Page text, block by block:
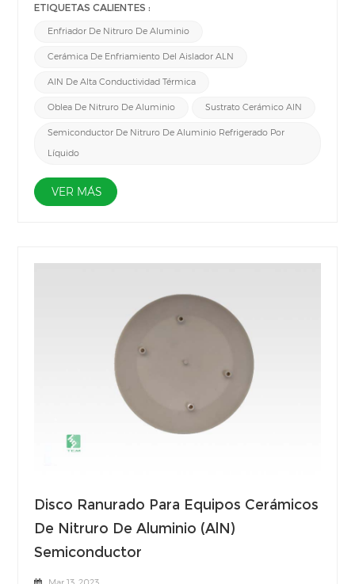
aluminio (AlN) Es hermético después de la cocción, lo que lo
hace perfecto para aplicaciones de alta presión externa.Las
superficie son que el diseño del disipador de calor monolítico
proporciona una excelente transferencia de calor de la
refrigeración están en el mismo lado y se insertan con dos
anillos de sellado.Por lo tanto, nuestro refrigerador líquido AlN
aplicaciones que requieren una refrigeración efectiva de áreas
grandes.
ETIQUETAS CALIENTES :
Enfriador De Nitruro De Aluminio
Cerámica De Enfriamiento Del Aislador ALN
AlN De Alta Conductividad Térmica
Oblea De Nitruro De Aluminio Sustrato Cerámico AlN
Semiconductor De Nitruro De Aluminio Refrigerado Por
Líquido
VER MÁS
Disco Ranurado Para Equipos Cerámicos
De Nitruro De Aluminio (AlN)
Semiconductor